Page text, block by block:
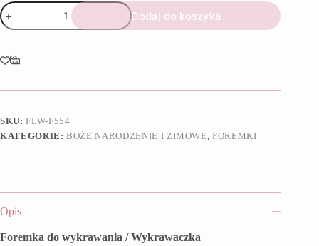
ilość
Foremka
Niedźwiedź
szaliku
Dodaj do koszyka
SKU:FLW-F554
KATEGORIE:BOŻE NARODZENIE I ZIMOWE,FOREMKI
Opis
Foremka do wykrawania / Wykrawaczka